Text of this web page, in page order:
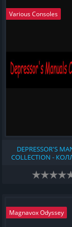
Various Consoles
DEPRESSOR'S
COLLECTION -
КОНСОЛЯХ
Magnavox Odyssey